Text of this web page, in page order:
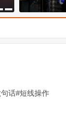
谋
话#短线操作